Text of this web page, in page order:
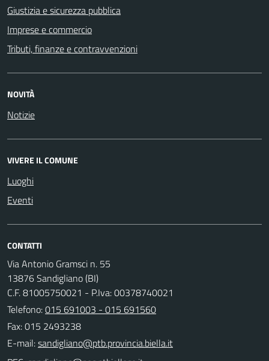
Giustizia e sicurezza pubblica
Imprese e commercio
Tributi, finanze e contravvenzioni
NOVITÀ
Notizie
VIVERE IL COMUNE
Luoghi
Eventi
CONTATTI
Via Antonio Gramsci n. 55
13876 Sandigliano (BI)
C.F. 81005750021 - P.Iva: 00378740021
Telefono:015 691003 - 015 691560
Fax: 015 2493238
E-mail: